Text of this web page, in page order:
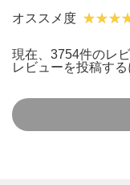
オススメ度
現在、3754件のレ
レビューを投稿する